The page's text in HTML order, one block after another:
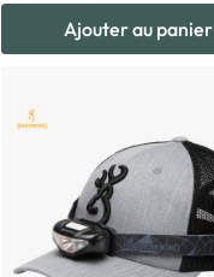
Ajouter au panier